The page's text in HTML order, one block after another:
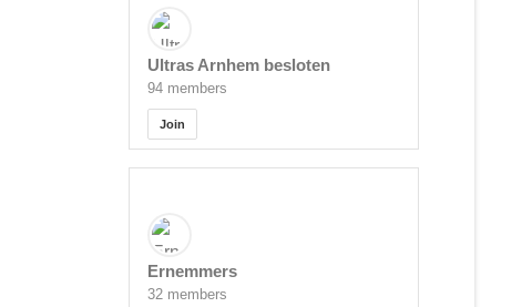
Ultras Arnhem besloten
94 members
Join
Ernemmers
32 members